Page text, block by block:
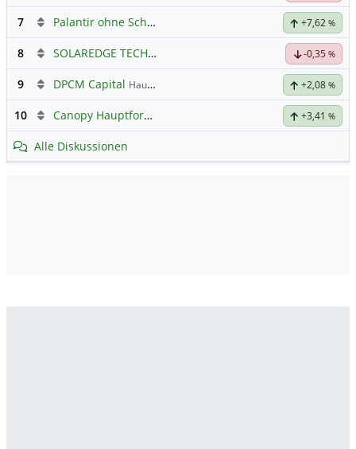
7 Palantir ohne Schnickschnack +7,62 %
8 SOLAREDGE TECHHauptdiskussion -0,35 %
9 DPCM Capital Hauptdiskussion +2,08 %
10 Canopy Hauptforum +3,41 %
Alle Diskussionen